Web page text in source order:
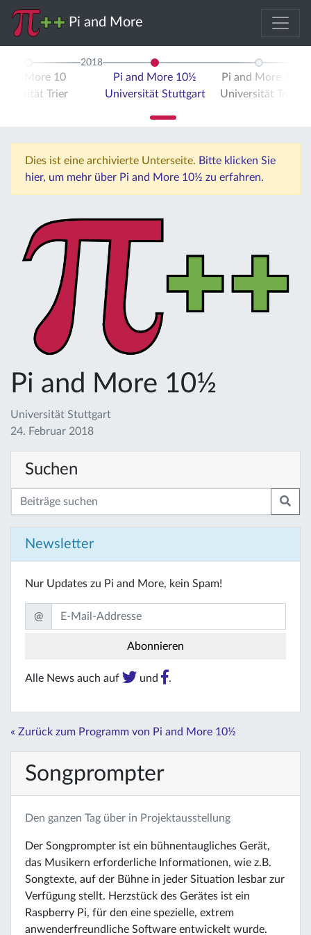
Pi and More
and More 10
Trier
2018
Pi and More 10½
Universität Stuttgart
Pi and More 11
Universität Trier
Dies ist eine archivierte Unterseite. Bitte klicken Sie
hier, um mehr über Pi and More 10½ zu erfahren.
Pi and More 10½
Universität Stuttgart
24. Februar 2018
Suchen
Newsletter
Nur Updates zu Pi and More, kein Spam!
@
Alle News auch auf und .
« Zurück zum Programm von Pi and More 10½
Songprompter
Den ganzen Tag über in Projektausstellung
Der Songprompter ist ein bühnentaugliches Gerät,
das Musikern erforderliche Informationen, wie z.B.
Songtexte, auf der Bühne in jeder Situation lesbar zur
Verfügung stellt. Herzstück des Gerätes ist ein
Raspberry Pi, für den eine spezielle, extrem
anwenderfreundliche Software entwickelt wurde.